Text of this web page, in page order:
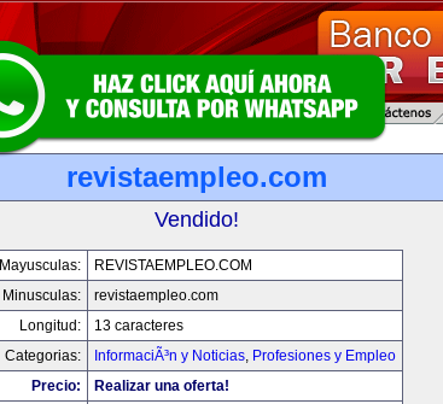
revistaempleo.com
Vendido!
Mayusculas:
REVISTAEMPLEO.COM
Minusculas:
revistaempleo.com
Longitud:
13 caracteres
Categorias:
InformaciÃ³n y Noticias, Profesiones y Empleo
Precio:
Realizar una oferta!